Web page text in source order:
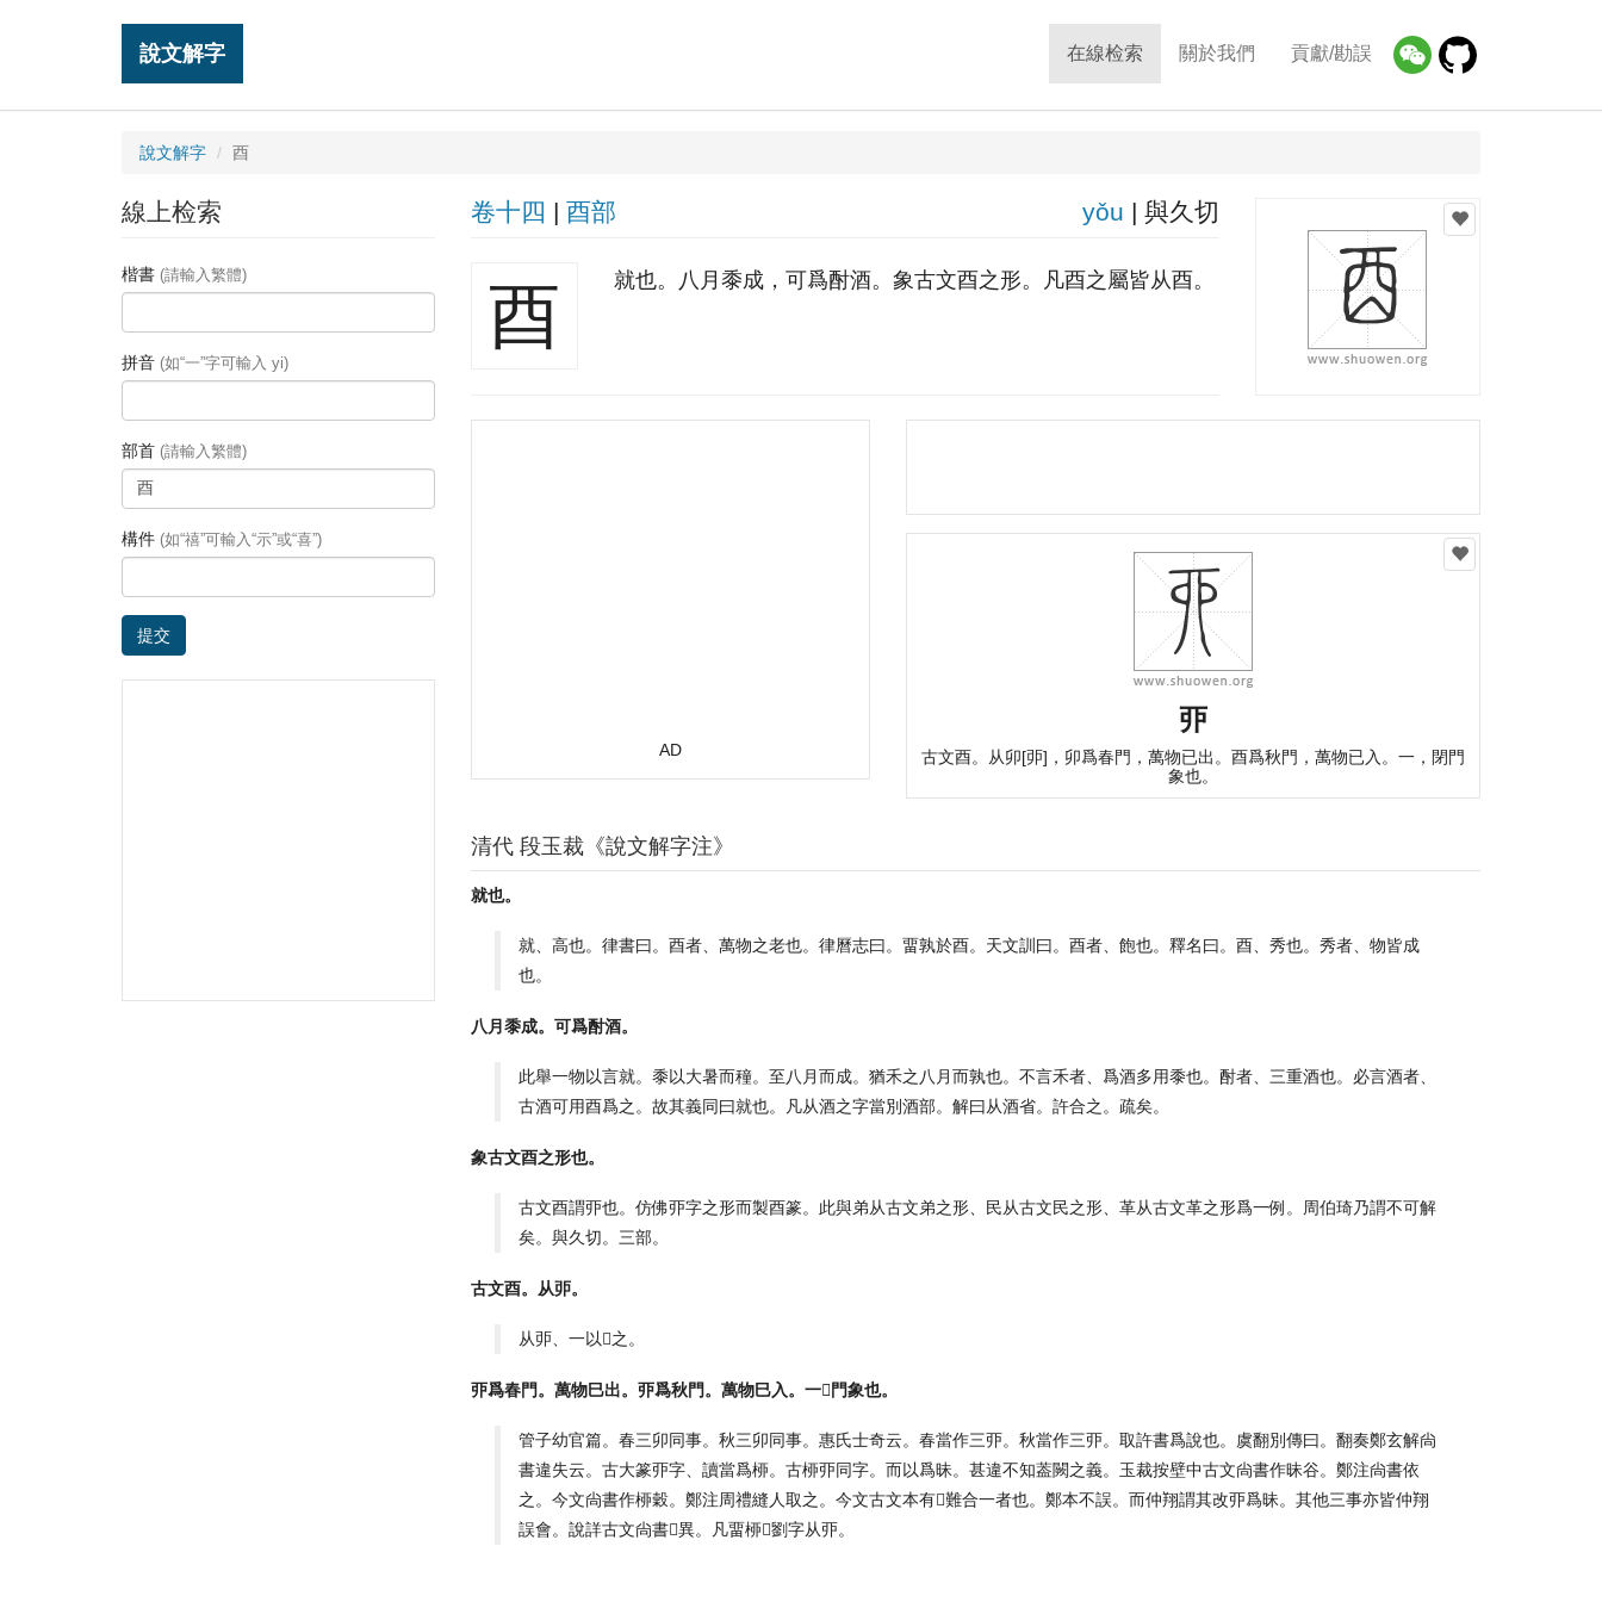
說文解字 在線检索 關於我們 貢獻/勘誤
說文解字 酉
卷十四 | 酉部 yǒu | 與久切
酉 就也。八月黍成，可爲酎酒。象古文酉之形。凡酉之屬皆从酉。
AD
丣
古文酉。从卯[戼] ，卯爲春門，萬物已出。酉爲秋門，萬物已入。一，閉門
象也。
清代 段玉裁《說文解字注》
就也。
就、高也。律書曰。酉者、萬物之老也。律曆志曰。畱孰於酉。天文訓曰。酉者、飽也。釋名曰。酉、秀也。秀者、物皆成
也。
八月黍成。可爲酎酒。
此舉一物以言就。黍以大暑而穜。至八月而成。猶禾之八月而孰也。不言禾者、爲酒多用黍也。酎者、三重酒也。必言酒者、
古酒可用酉爲之。故其義同曰就也。凡从酒之字當別酒部。解曰从酒省。許合之。疏矣。
象古文酉之形也。
古文酉謂丣也。仿佛丣字之形而製酉篆。此與弟从古文弟之形、民从古文民之形、革从古文革之形爲一例。周伯琦乃謂不可解
矣。與久切。三部。
古文酉。从戼。
从戼、一以𨳰之。
丣爲春門。萬物巳出。丣爲秋門。萬物巳入。一𨳰門象也。
管子幼官篇。春三卯同事。秋三卯同事。惠氏士奇云。春當作三丣。秋當作三丣。取許書爲說也。虞翻別傳曰。翻奏鄭玄解尙
書違失云。古大篆丣字、讀當爲桺。古桺丣同字。而以爲昧。甚違不知葢闕之義。玉裁按壁中古文尙書作昧谷。鄭注尙書依
之。今文尙書作桺穀。鄭注周禮縫人取之。今文古文本有𣃔難合一者也。鄭本不誤。而仲翔謂其改丣爲昧。其他三事亦皆仲翔
誤會。說詳古文尙書𢰅異。凡畱桺𦕼劉字从丣。
線上检索
楷書 (請輸入繁體)
拼音 (如“一”字可輸入 yi)
部首 (請輸入繁體)
構件 (如“禧”可輸入“示”或“喜”)
提交